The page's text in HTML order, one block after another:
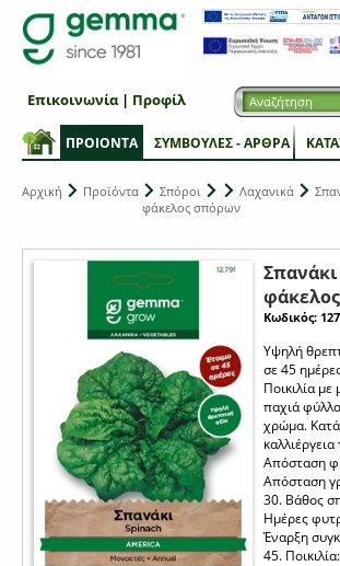
ΠΡΟΙΟΝΤΑ ΣΥΜΒΟΥΛΕΣ - ΑΡΘΡΑ
Επικοινωνία| Προφίλ
Αρχική Προϊόντα Σπόροι Λαχανικά
φάκελος σπόρων
Κωδικός:
Υψηλή
σε 45
Ποικιλία
παχιά
χρώμα.
Απόσταση
Απόσταση
30. Βάθος
Ημέρες
Έναρξη
45.